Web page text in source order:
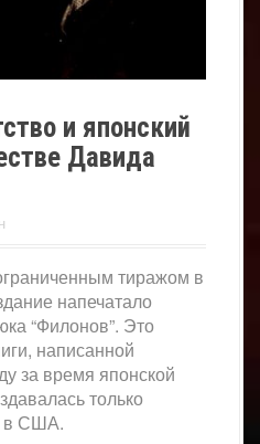
и японский
Давида
тиражом в
напечатало
“Филонов”. Это
написанной
за время японской
только
в США.